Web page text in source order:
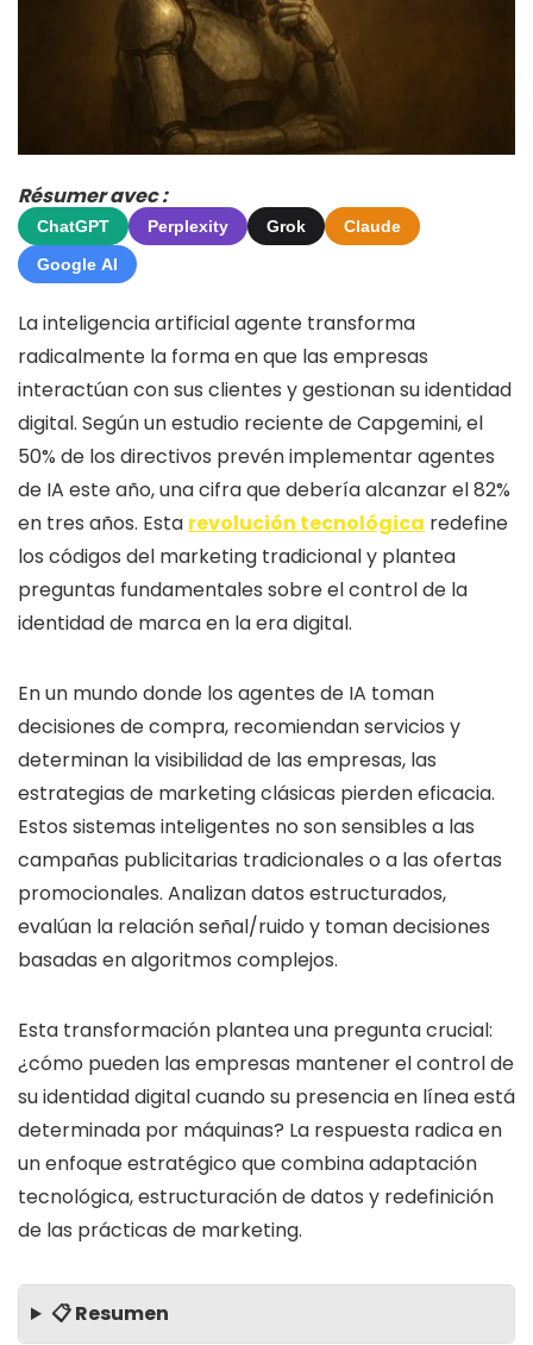
Résumer avec :
ChatGPT Perplexity Grok
Claude
Google AI
La inteligencia artificial agente transforma
radicalmente la forma en que las empresas
interactúan con sus clientes y gestionan su identidad
digital. Según un estudio reciente de Capgemini, el
50% de los directivos prevén implementar agentes
de IA este año, una cifra que debería alcanzar el 82%
en tres años. Esta revolución tecnológica redefine
los códigos del marketing tradicional y plantea
preguntas fundamentales sobre el control de la
identidad de marca en la era digital.
En un mundo donde los agentes de IA toman
decisiones de compra, recomiendan servicios y
determinan la visibilidad de las empresas, las
estrategias de marketing clásicas pierden eficacia.
Estos sistemas inteligentes no son sensibles a las
campañas publicitarias tradicionales o a las ofertas
promocionales. Analizan datos estructurados,
evalúan la relación señal/ruido y toman decisiones
basadas en algoritmos complejos.
Esta transformación plantea una pregunta crucial:
¿cómo pueden las empresas mantener el control de
su identidad digital cuando su presencia en línea está
determinada por máquinas? La respuesta radica en
un enfoque estratégico que combina adaptación
tecnológica, estructuración de datos y redefinición
de las prácticas de marketing.
📋 Resumen